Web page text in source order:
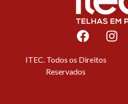
ITEC. Todos os Direitos
Reservados